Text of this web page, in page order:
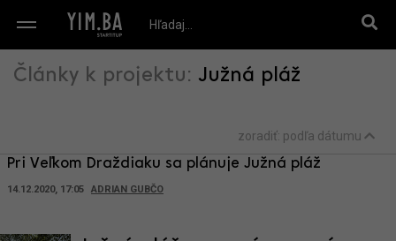
Články k projektu: Južná pláž
zoradiť: podľa dátumu
Pri Veľkom Draždiaku sa plánuje Južná pláž
14.12.2020, 17:05 ADRIAN GUBČO